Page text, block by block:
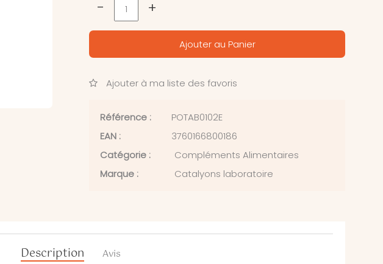
- +
Ajouter au Panier
Ajouter à ma liste des favoris
Référence :
POTAB0102E
EAN :
3760166800186
Catégorie :
Compléments Alimentaires
Marque :
Catalyons laboratoire
Description Avis